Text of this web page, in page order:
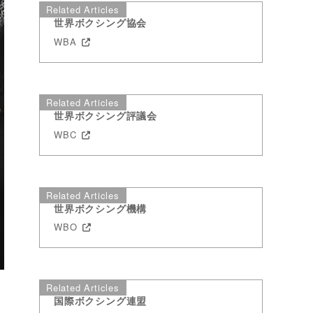
Related Articles
世界ボクシング協会
WBA
Related Articles
世界ボクシング評議会
WBC
Related Articles
世界ボクシング機構
WBO
Related Articles
国際ボクシング連盟